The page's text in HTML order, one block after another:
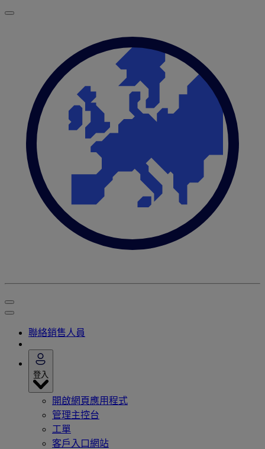
聯絡銷售人員
登入
開啟網頁應用程式
管理主控台
工單
客戶入口網站